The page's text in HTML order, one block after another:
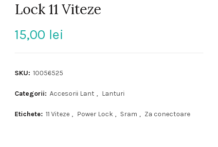
Lock 11 Viteze
15,00 lei
SKU: 10056525
Categorii: Accesorii Lant , Lanturi
Etichete: 11 Viteze , Power Lock , Sram , Za conectoare